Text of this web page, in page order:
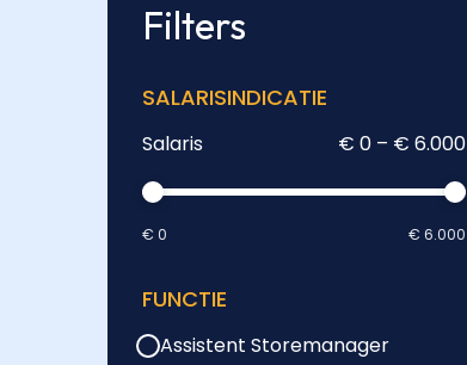
Filters
SALARISINDICATIE
Salaris € 0 – € 6.000
€ 0 € 6.000
FUNCTIE
Assistent Storemanager